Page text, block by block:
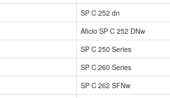
SP C 252 dn
Aficio SP C 252 DNw
SP C 250 Series
SP C 260 Series
SP C 262 SFNw